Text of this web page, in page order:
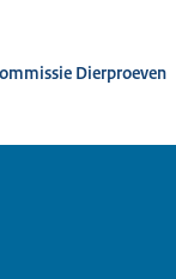
Dierproeven